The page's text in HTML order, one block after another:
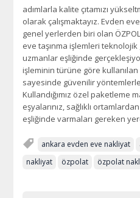
adımlarla kalite çıtamızı
olarak çalışmaktayız. Evden
genel yerlerden biri olan
eve taşınma işlemleri
uzmanlar eşliğinde
işleminin türüne göre
sayesinde güvenilir yöntemlerle
Kullandığımız özel paketleme
eşyalarınız, sağlıklı
eşliğinde varmaları gereken
ankara evden eve nakliyat
nakliyat
özpolat özpolat